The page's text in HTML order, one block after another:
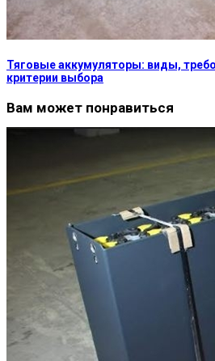
Тяговые аккумуляторы: виды,
критерии выбора
Вам может понравиться